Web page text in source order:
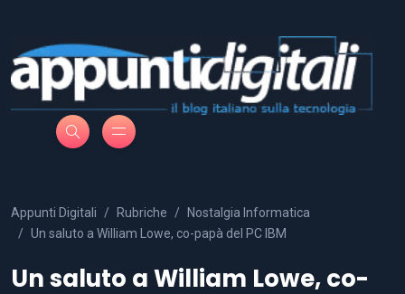
Appunti Digitali Rubriche
Nostalgia Informatica
Un saluto a William Lowe, co-papà del PC IBM
Un saluto a William Lowe, co-